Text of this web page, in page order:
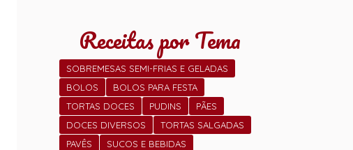
Receitas por Tema
SOBREMESAS SEMI-FRIAS E GELADAS
BOLOS
BOLOS PARA FESTA
TORTAS DOCES
PUDINS
PÃES
DOCES DIVERSOS
TORTAS SALGADAS
PAVÊS
SUCOS E BEBIDAS